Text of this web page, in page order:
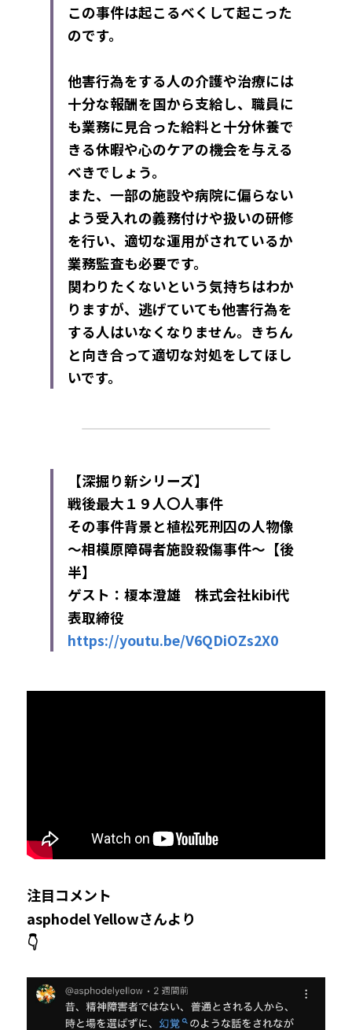
この事件は起こるべくして起こった
のです。
他害行為をする人の介護や治療には
十分な報酬を国から支給し、職員に
も業務に見合った給料と十分休養で
きる休暇や心のケアの機会を与える
べきでしょう。
また、一部の施設や病院に偏らない
よう受入れの義務付けや扱いの研修
を行い、適切な運用がされているか
業務監査も必要です。
関わりたくないという気持ちはわか
りますが、逃げていても他害行為を
する人はいなくなりません。きちん
と向き合って適切な対処をしてほし
いです。
【深掘り新シリーズ】
戦後最大１９人〇人事件
その事件背景と植松死刑囚の人物像
～相模原障碍者施設殺傷事件～【後
半】
ゲスト：榎本澄雄　株式会社kibi代
表取締役
https://youtu.be/V6QDiOZs2X0
注目コメント
asphodel Yellowさんより
👇